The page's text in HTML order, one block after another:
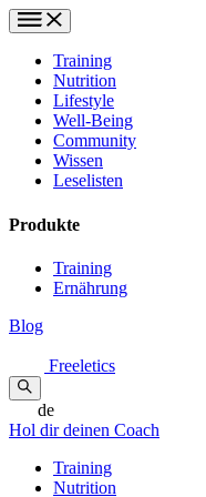
Training
Nutrition
Lifestyle
Well-Being
Community
Wissen
Leselisten
Produkte
Training
Ernährung
Blog
Freeletics
de
Hol dir deinen Coach
Training
Nutrition